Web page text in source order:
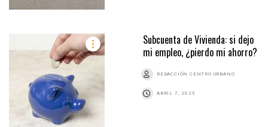
Subcuenta de Vivienda: si dejo
mi empleo, ¿pierdo mi ahorro?
REDACCIÓN CENTRO URBANO
ABRIL 7, 2025